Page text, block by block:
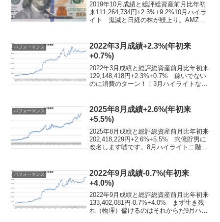
2019年10月成績と総評総資産前月比年初
来111,264,734円+2.3%+9.2%10月ハイラ
イト 鬼滅と日経の株が鰻上り。AMZN
くそうなりそうな気がして...
パフォーマンス
2022年3月成績+2.3%(年初来
+0.7%)
2022年3月成績と総評総資産前月比年初来
129,148,418円+2.3%+0.7% 稼いでない
のに消費のターン！！3月ハイライトなん
上ではYH、というかHHなのだが...
パフォーマンス
2025年8月成績+2.6%(年初来
+5.5%)
2025年8月成績と総評総資産前月比年初来
202,418,229円+2.6%+5.5% 弐億貯男に
改名します嘘です。8月ハイライト二階堂
3,000円幅の棒上げで、日経平均...
パフォーマンス
2022年9月成績-0.7%(年初来
+4.0%)
2022年9月成績と総評総資産前月比年初来
133,402,081円-0.7%+4.0% まず生き残
れ（物理）儲けるのはそれからだ9月ハイ